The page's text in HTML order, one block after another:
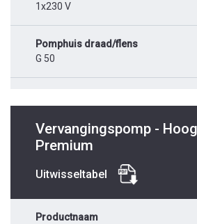
1x230 V
Pomphuis draad/flens
G 50
Vervangingspomp -
Premium
Uitwisseltabel
Productnaam